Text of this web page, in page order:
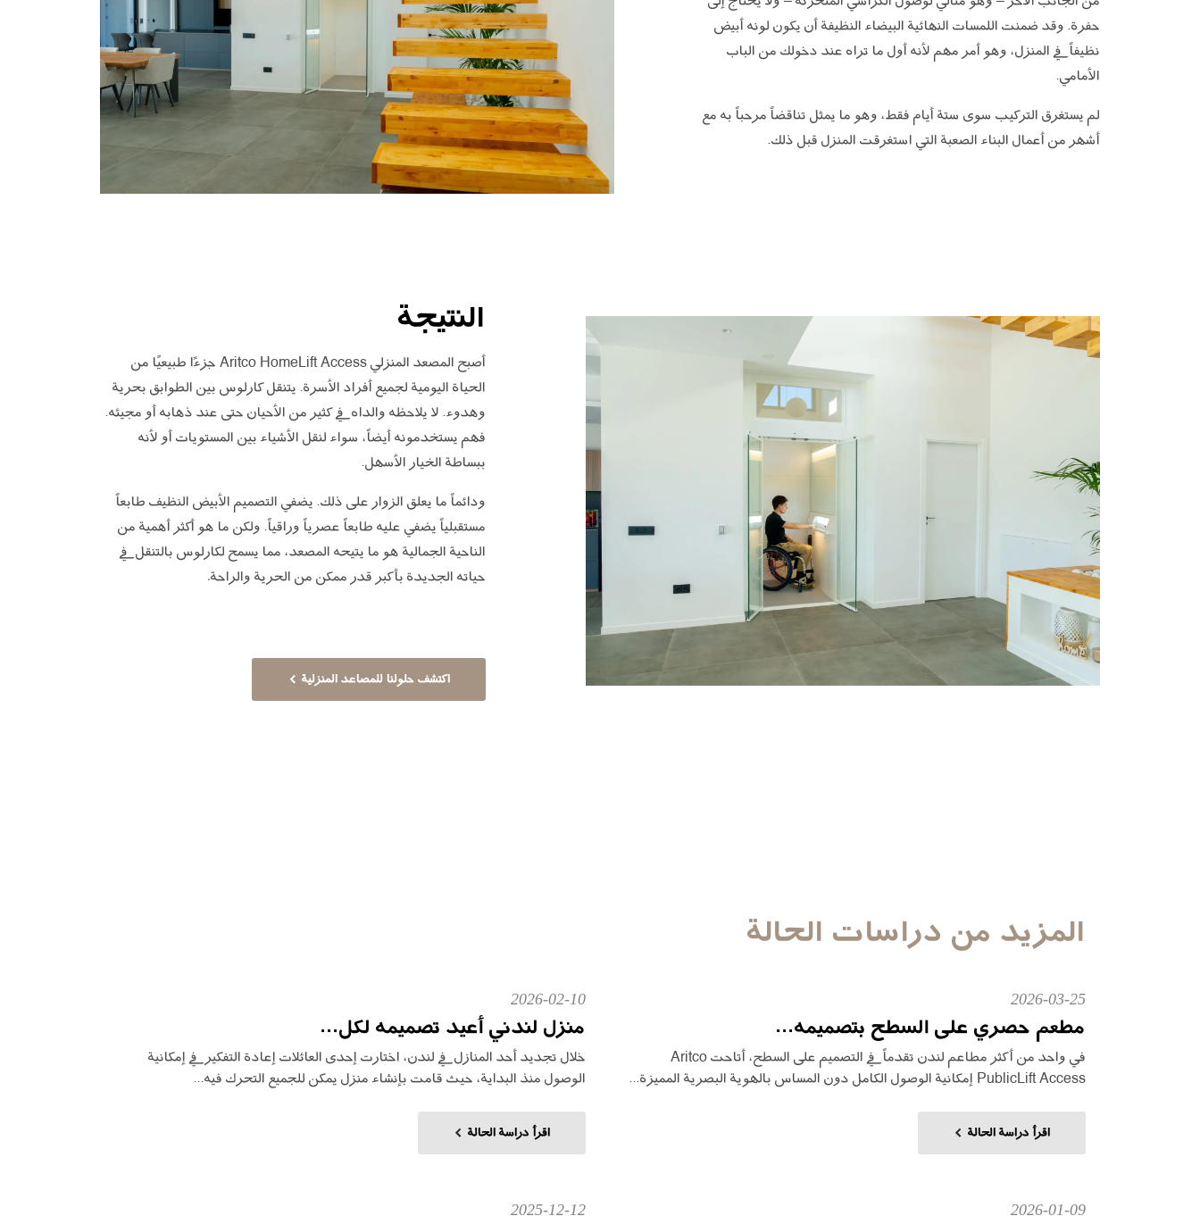
حفرة. وقد ضمنت اللمسات النهائية البيضاء النظيفة أن يكون لونه أبيض
نظيفاً في المنزل، وهو أمر مهم لأنه أول ما تراه عند دخولك من الباب
الأمامي.
لم يستغرق التركيب سوى ستة أيام فقط، وهو ما يمثل تناقضاً مرحباً به مع
أشهر من أعمال البناء الصعبة التي استغرقت المنزل قبل ذلك.
النتيجة
أصبح المصعد المنزلي Aritco HomeLift Access جزءًا طبيعيًا من
الحياة اليومية لجميع أفراد الأسرة. يتنقل كارلوس بين الطوابق بحرية
وهدوء. لا يلاحظه والداه في كثير من الأحيان حتى عند ذهابه أو مجيئه.
فهم يستخدمونه أيضاً، سواء لنقل الأشياء بين المستويات أو لأنه
ببساطة الخيار الأسهل.
ودائماً ما يعلق الزوار على ذلك. يضفي التصميم الأبيض النظيف طابعاً
مستقبلياً يضفي عليه طابعاً عصرياً وراقياً. ولكن ما هو أكثر أهمية من
الناحية الجمالية هو ما يتيحه المصعد، مما يسمح لكارلوس بالتنقل في
حياته الجديدة بأكبر قدر ممكن من الحرية والراحة.
اكتشف حلولنا للمصاعد المنزلية
المزيد من دراسات الحالة
2026-03-25
مطعم حصري على السطح بتصميمه...
في واحد من أكثر مطاعم لندن تقدماً في التصميم على السطح، أتاحت Aritco
PublicLift Access إمكانية الوصول الكامل دون المساس بالهوية البصرية المميزة...
اقرأ دراسة الحالة
2026-02-10
منزل لندني أعيد تصميمه لكل...
خلال تجديد أحد المنازل في لندن، اختارت إحدى العائلات إعادة التفكير في إمكانية
الوصول منذ البداية، حيث قامت بإنشاء منزل يمكن للجميع التحرك فيه...
اقرأ دراسة الحالة
2026-01-09
2025-12-12